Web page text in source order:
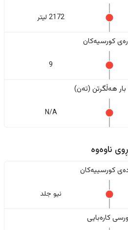
2172 لیتر
کورسیەکان
9
بار هەڵگرتن (تەن)
N/A
ڕوی ناوەوە
کورسییەکان
نیو جلد
کارەبایی